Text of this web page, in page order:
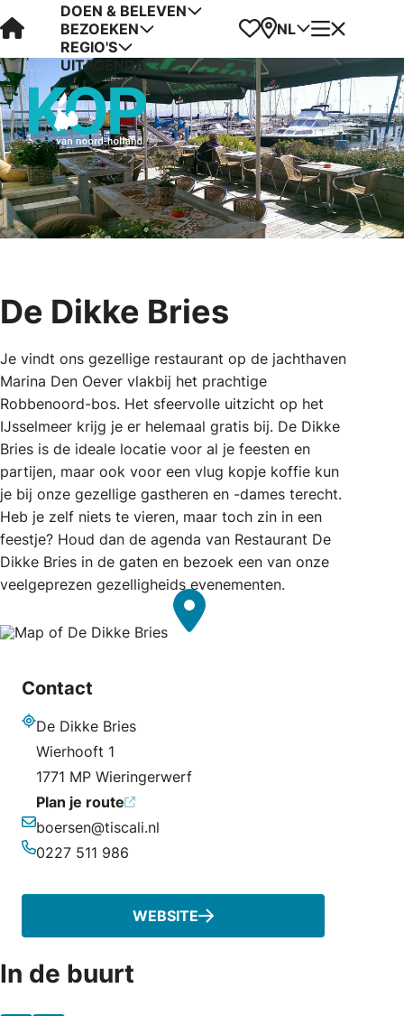
Visit Kop van Holland
DOEN & BELEVEN
BEZOEKEN
REGIO'S
UITAGENDA
Favorieten
Kaart
NL Menu
De Dikke Bries
Je vindt ons gezellige restaurant op de jachthaven
Marina Den Oever vlakbij het prachtige
Robbenoord-bos. Het sfeervolle uitzicht op het
IJsselmeer krijg je er helemaal gratis bij. De Dikke
Bries is de ideale locatie voor al je feesten en
partijen, maar ook voor een vlug kopje koffie kun
je bij onze gezellige gastheren en -dames terecht.
Heb je zelf niets te vieren, maar toch zin in een
feestje? Houd dan de agenda van Restaurant De
Dikke Bries in de gaten en bezoek een van onze
veelgeprezen gezelligheids evenementen.
Contact
De Dikke Bries
Wierhooft 1
1771 MP Wieringerwerf
Plan je route
E-mailadres
boersen@tiscali.nl
0227 511 986
WEBSITE
In de buurt